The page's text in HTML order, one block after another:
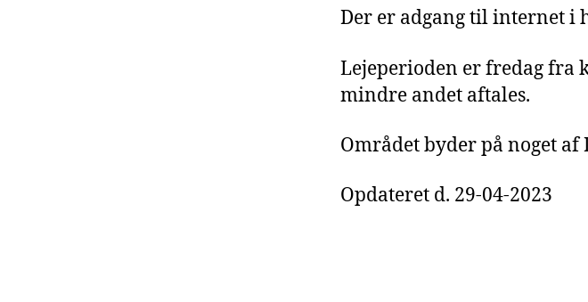
Der er adgang til internet i
Lejeperioden er fredag fra
mindre andet aftales.
Området byder på noget
Opdateret d. 29-04-2023